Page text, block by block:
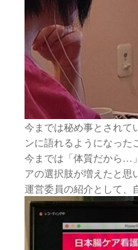
今までは秘め事とされて
ンに語れるようになった
今までは「体質だから…
アの選択肢が増えたと思
運営委員の紹介として、